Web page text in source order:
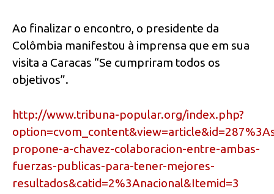
Ao finalizar o encontro, o presidente da
Colômbia manifestou à imprensa que em sua
visita a Caracas “Se cumpriram todos os
objetivos”.
http://www.tribuna-popular.org/index.php?
propone-a-chavez-colaboracion-entre-ambas-
fuerzas-publicas-para-tener-mejores-
resultados&catid=2%3Anacional&Itemid=3